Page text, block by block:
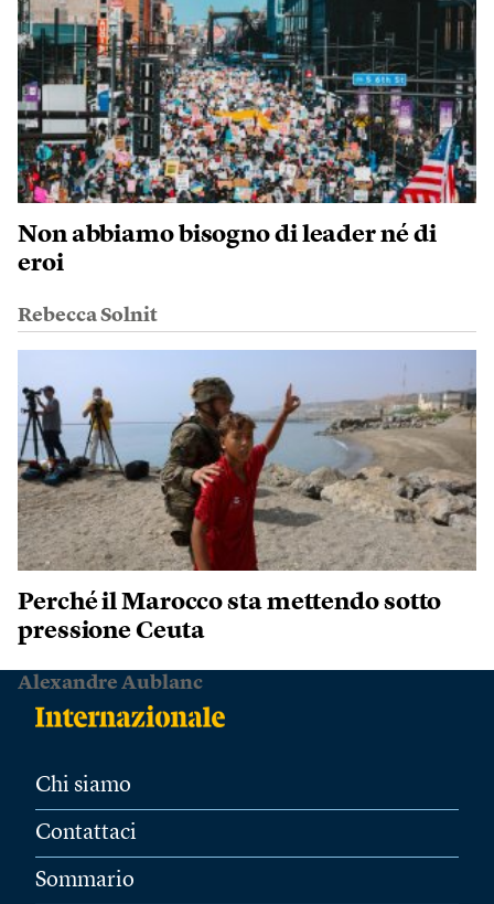
Non abbiamo bisogno di leader né di
eroi
Rebecca Solnit
Perché il Marocco sta mettendo sotto
pressione Ceuta
Alexandre Aublanc
Chi siamo
Contattaci
Sommario